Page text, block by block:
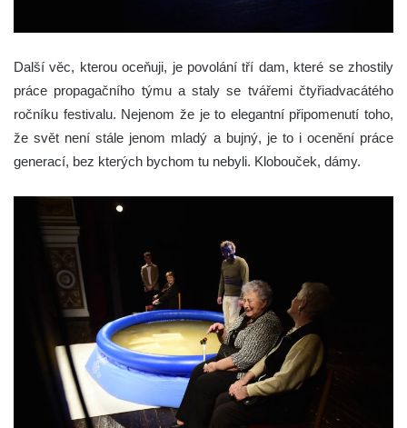
Další věc, kterou oceňuji, je povolání tří dam, které se zhostily
práce propagačního týmu a staly se tvářemi čtyřiadvacátého
ročníku festivalu. Nejenom že je to elegantní připomenutí toho,
že svět není stále jenom mladý a bujný, je to i ocenění práce
generací, bez kterých bychom tu nebyli. Klobouček, dámy.